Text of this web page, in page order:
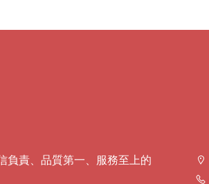
負責、品質第一、服務至上的